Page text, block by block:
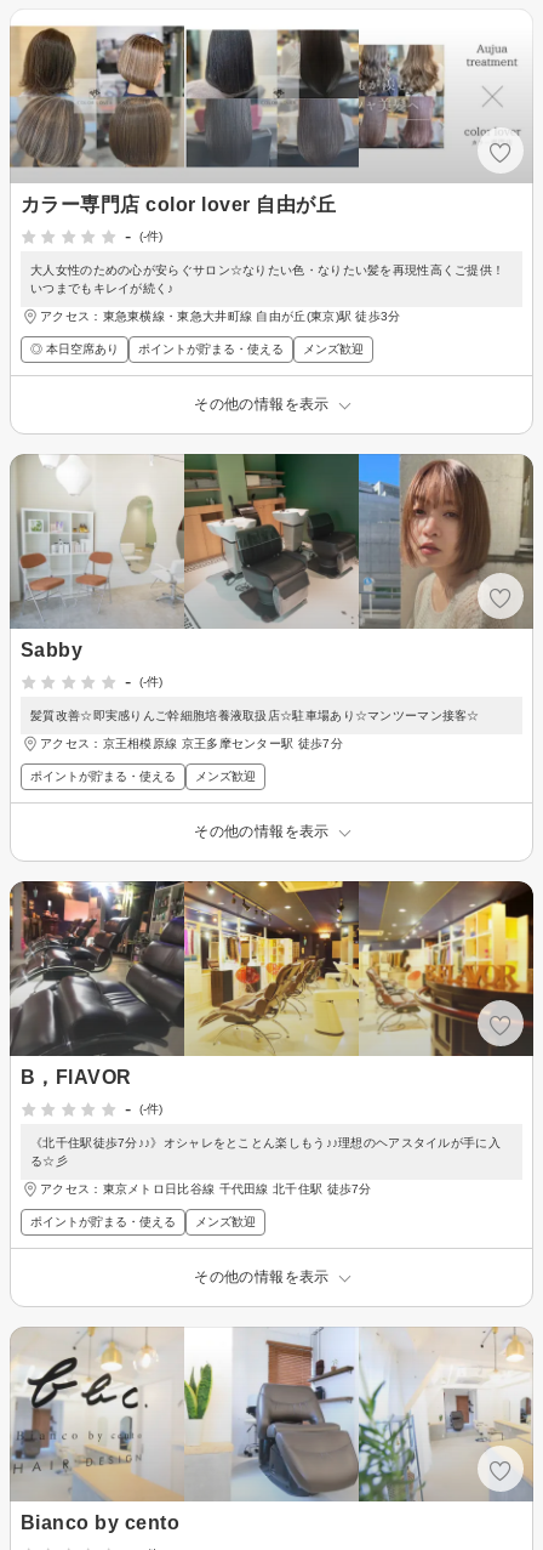
カラー専門店 color lover 自由が丘
-
(-件)
大人女性のための心が安らぐサロン☆なりたい色・なりたい髪を再現性高くご提供！
いつまでもキレイが続く♪
アクセス：東急東横線・東急大井町線 自由が丘(東京)駅 徒歩3分
◎ 本日空席あり ポイントが貯まる・使える メンズ歓迎
その他の情報を表示
Sabby
-
(-件)
髪質改善☆即実感りんご幹細胞培養液取扱店☆駐車場あり☆マンツーマン接客☆
アクセス：京王相模原線 京王多摩センター駅 徒歩7分
ポイントが貯まる・使える メンズ歓迎
その他の情報を表示
B，FlAVOR
-
(-件)
《北千住駅徒歩7分♪♪》オシャレをとことん楽しもう♪♪理想のヘアスタイルが手に入
る☆彡
アクセス：東京メトロ日比谷線 千代田線 北千住駅 徒歩7分
ポイントが貯まる・使える メンズ歓迎
その他の情報を表示
Bianco by cento